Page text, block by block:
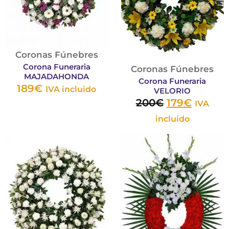
Coronas Fúnebres
Corona Funeraria
MAJADAHONDA
189€ IVA incluido
Las
opciones
elegir
la
Coronas Fúnebres
Corona Funeraria
VELORIO
200€ 179€ IVA
incluido
Las
se
pueden
en
la
página
de
tiene
múltiples
variantes.
Las
opciones
Las